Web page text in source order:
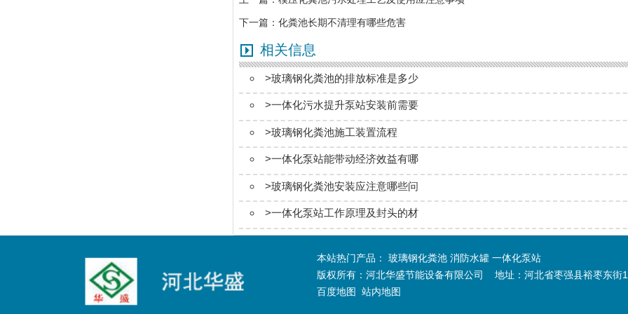
下一篇： 化粪池长期不清理有哪些危害
相关信息
>玻璃钢化粪池的排放标准是多少
>一体化污水提升泵站安装前需要
>玻璃钢化粪池施工装置流程
>一体化泵站能带动经济效益有哪
>玻璃钢化粪池安装应注意哪些问
>一体化泵站工作原理及封头的材
本站热门产品： 玻璃钢化粪池 消防水罐 一体化泵站
版权所有：河北华盛节能设备有限公司 地址：河北省枣强县裕枣东街
百度地图
站内地图